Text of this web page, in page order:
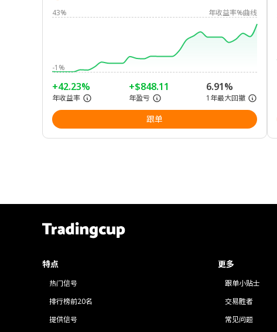
43%
年收益率%曲线
-1%
+42.23%
年收益率
+$848.11
年盈亏
6.91%
1年最大回撤
跟单
特点
热门信号
排行榜前20名
提供信号
更多
跟单小贴士
交易胜者
常见问题